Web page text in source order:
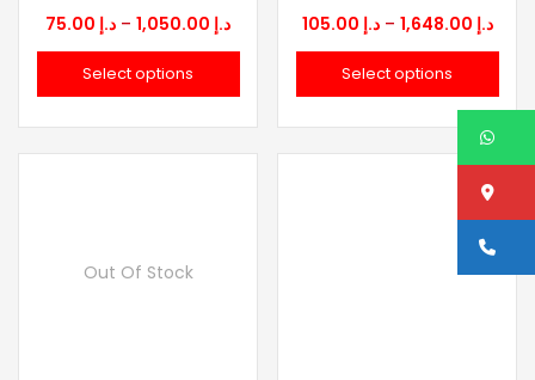
د.إ – د.إPrice
range:
Select options
د.إ – د.إPrice
Select options
Out Of Stock